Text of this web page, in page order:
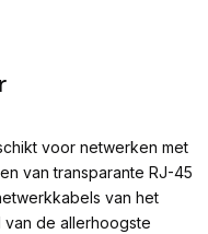
voor netwerken met
van transparante RJ-45
van het
de allerhoogste